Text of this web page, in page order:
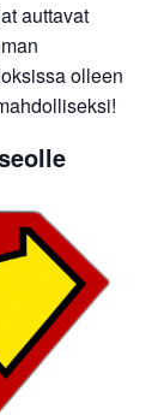
auttavat
olleen